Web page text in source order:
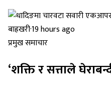
बाह्रखरी·19 hours ago
प्रमुख समाचार
‘शक्ति र सत्ताले